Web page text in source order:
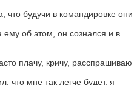
что будучи в командировке они
ему об этом, он сознался и в
плачу, кричу, расспрашиваю
что мне так легче будет, я